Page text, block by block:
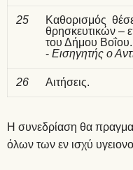
25
Καθορισμός
θρησκευτικών –
του Δήμου Βοΐου.
-Εισηγητής ο
26
Αιτήσεις.
Η συνεδρίαση θα
όλων των εν ισχύ